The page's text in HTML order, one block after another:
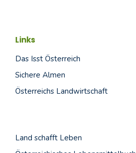
Links
Das Isst Österreich
Sichere Almen
Österreichs Landwirtschaft
Land schafft Leben